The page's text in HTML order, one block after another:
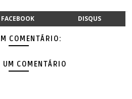
FACEBOOK DISQUS
COMENTÁRIO:
UM COMENTÁRIO